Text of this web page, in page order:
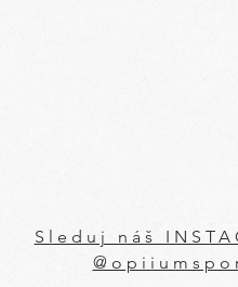
Sleduj náš